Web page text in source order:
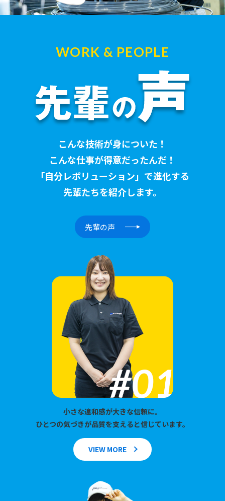
WORK & PEOPLE
こんな技術が身についた！
こんな仕事が得意だったんだ！
「自分レボリューション」で進化する
先輩たちを紹介します。
先輩の声
小さな違和感が大きな信頼に。
ひとつの気づきが品質を支えると信じています。
VIEW MORE